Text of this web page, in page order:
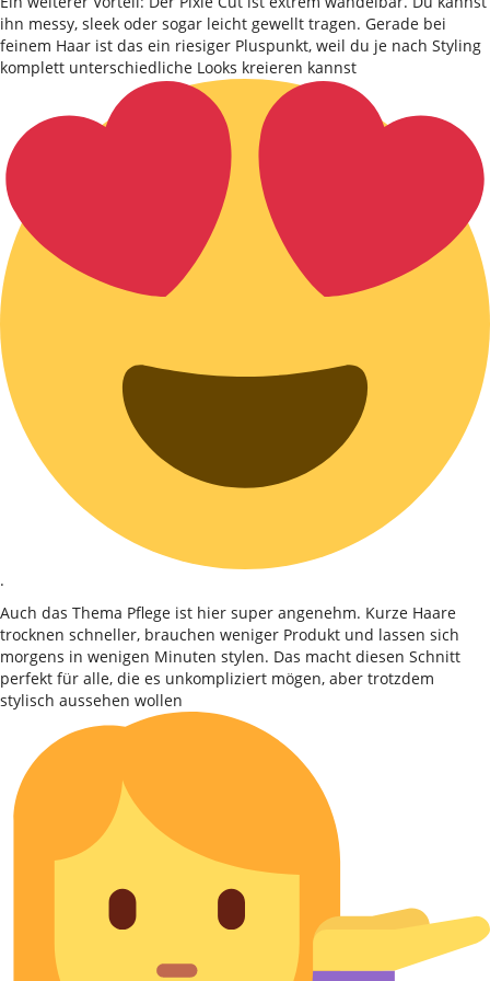
ihn messy, sleek oder sogar leicht gewellt tragen. Gerade bei
feinem Haar ist das ein riesiger Pluspunkt, weil du je nach Styling
komplett unterschiedliche Looks kreieren kannst
.
Auch das Thema Pflege ist hier super angenehm. Kurze Haare
trocknen schneller, brauchen weniger Produkt und lassen sich
morgens in wenigen Minuten stylen. Das macht diesen Schnitt
perfekt für alle, die es unkompliziert mögen, aber trotzdem
stylisch aussehen wollen